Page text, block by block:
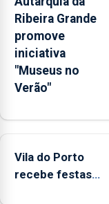
pessoais,
emocionais
e
sociais
junto
das
Ribeira Grande
promove
iniciativa
"Museus no
Verão"
Vila do Porto
recebe festas